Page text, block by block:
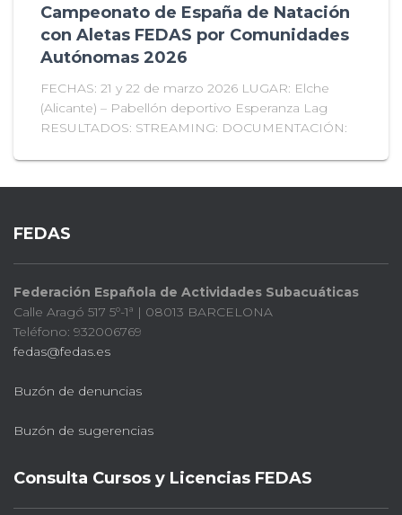
Campeonato de España de Natación
con Aletas FEDAS por Comunidades
Autónomas 2026
FECHAS: 21 y 22 de marzo 2026 LUGAR: Elche
(Alicante) – Pabellón deportivo Esperanza Lag
RESULTADOS: STREAMING: DOCUMENTACIÓN:
FEDAS
Federación Española de Actividades Subacuáticas
Calle Aragó 517 5º-1ª | 08013 BARCELONA
Teléfono: 932006769
fedas@fedas.es
Buzón de denuncias
Buzón de sugerencias
Consulta Cursos y Licencias FEDAS